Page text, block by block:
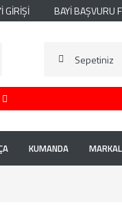
GİRİŞİ BAYİ BAŞVURU
Sepetiniz
KUMANDA